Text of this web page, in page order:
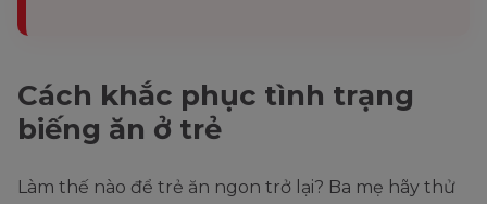
Cách khắc phục tình trạng
biếng ăn ở trẻ
Làm thế nào để trẻ ăn ngon trở lại? Ba mẹ hãy thử